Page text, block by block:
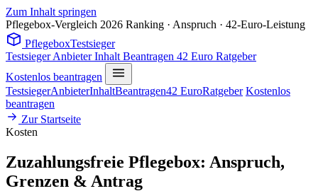
Zum Inhalt springen
Pflegebox-Vergleich 2026 Ranking · Anspruch · 42-Euro-Leistung
PflegeboxTestsieger
TestsiegerAnbieterInhalt Beantragen 42 Euro Ratgeber
Kostenlos beantragen
TestsiegerAnbieterInhaltBeantragen42 EuroRatgeber Kostenlos
beantragen
Zur Startseite
Kosten
Zuzahlungsfreie Pflegebox: Anspruch,
Grenzen & Antrag